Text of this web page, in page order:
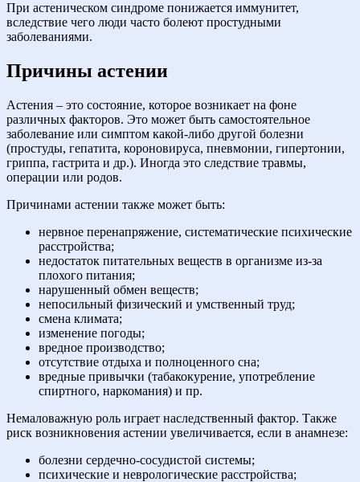
При астеническом синдроме понижается иммунитет,
вследствие чего люди часто болеют простудными
заболеваниями.
Причины астении
Астения – это состояние, которое возникает на фоне
различных факторов. Это может быть самостоятельное
заболевание или симптом какой-либо другой болезни
(простуды, гепатита, короновируса, пневмонии, гипертонии,
гриппа, гастрита и др.). Иногда это следствие травмы,
операции или родов.
Причинами астении также может быть:
нервное перенапряжение, систематические психические
расстройства;
недостаток питательных веществ в организме из-за
плохого питания;
нарушенный обмен веществ;
непосильный физический и умственный труд;
смена климата;
изменение погоды;
вредное производство;
отсутствие отдыха и полноценного сна;
вредные привычки (табакокурение, употребление
спиртного, наркомания) и пр.
Немаловажную роль играет наследственный фактор. Также
риск возникновения астении увеличивается, если в анамнезе:
болезни сердечно-сосудистой системы;
психические и неврологические расстройства;